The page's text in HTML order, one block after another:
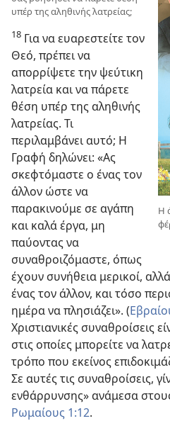
Η
υπέρ της αληθινής λατρείας;
18 Για να ευαρεστείτε τον
Θεό, πρέπει να
απορρίψετε την ψεύτικη
λατρεία και να πάρετε
θέση υπέρ της αληθινής
λατρείας. Τι
περιλαμβάνει αυτό; Η
Γραφή δηλώνει: «Ας
σκεφτόμαστε ο ένας τον
άλλον ώστε να
παρακινούμε σε αγάπη
και καλά έργα, μη
παύοντας να
συναθροιζόμαστε, όπως
έχουν συνήθεια μερικοί,
ένας τον άλλον, και τόσο
ημέρα να πλησιάζει». (
Χριστιανικές συναθροίσεις
στις οποίες μπορείτε να
τρόπο που εκείνος
Σε αυτές τις συναθροίσεις,
ενθάρρυνσης» ανάμεσα
Ρωμαίους 1:12.